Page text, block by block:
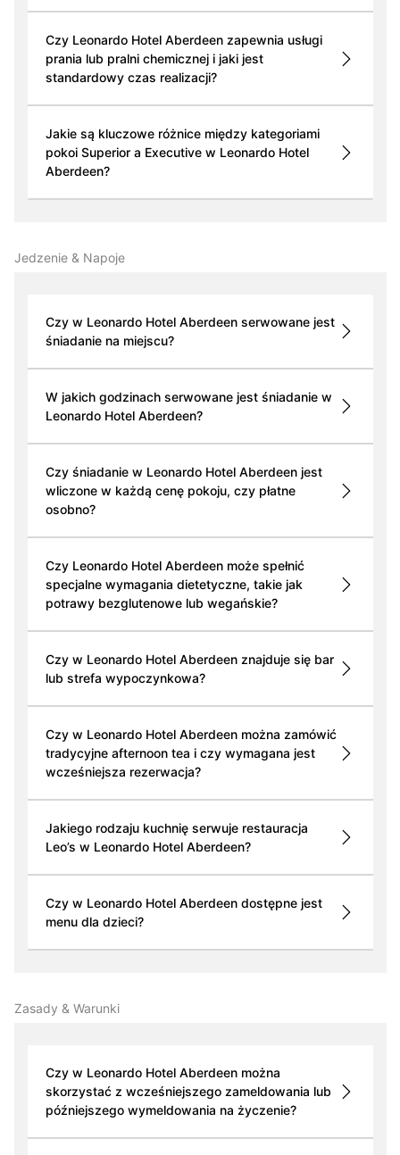
Czy Leonardo Hotel Aberdeen zapewnia usługi
prania lub pralni chemicznej i jaki jest
standardowy czas realizacji?
Jakie są kluczowe różnice między kategoriami
pokoi Superior a Executive w Leonardo Hotel
Aberdeen?
Jedzenie & Napoje
Czy w Leonardo Hotel Aberdeen serwowane jest
śniadanie na miejscu?
W jakich godzinach serwowane jest śniadanie w
Leonardo Hotel Aberdeen?
Czy śniadanie w Leonardo Hotel Aberdeen jest
wliczone w każdą cenę pokoju, czy płatne
osobno?
Czy Leonardo Hotel Aberdeen może spełnić
specjalne wymagania dietetyczne, takie jak
potrawy bezglutenowe lub wegańskie?
Czy w Leonardo Hotel Aberdeen znajduje się bar
lub strefa wypoczynkowa?
Czy w Leonardo Hotel Aberdeen można zamówić
tradycyjne afternoon tea i czy wymagana jest
wcześniejsza rezerwacja?
Jakiego rodzaju kuchnię serwuje restauracja
Leo’s w Leonardo Hotel Aberdeen?
Czy w Leonardo Hotel Aberdeen dostępne jest
menu dla dzieci?
Zasady & Warunki
Czy w Leonardo Hotel Aberdeen można
skorzystać z wcześniejszego zameldowania lub
późniejszego wymeldowania na życzenie?